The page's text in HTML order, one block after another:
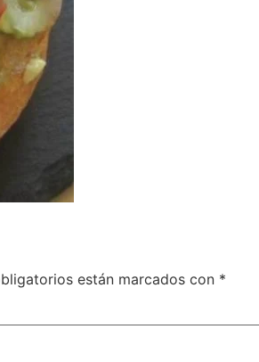
están marcados con *